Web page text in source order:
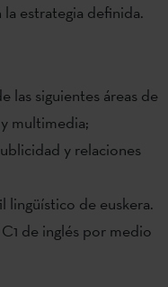
estrategia definida.
las siguientes áreas de
multimedia;
y relaciones
lingüístico de euskera.
de inglés por medio